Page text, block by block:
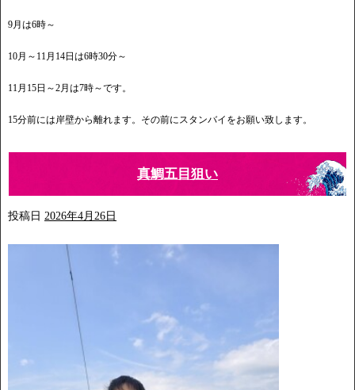
9月は6時～
10月～11月14日は6時30分～
11月15日～2月は7時～です。
15分前には岸壁から離れます。その前にスタンバイをお願い致します。
真鯛五目狙い
投稿日 2026年4月26日